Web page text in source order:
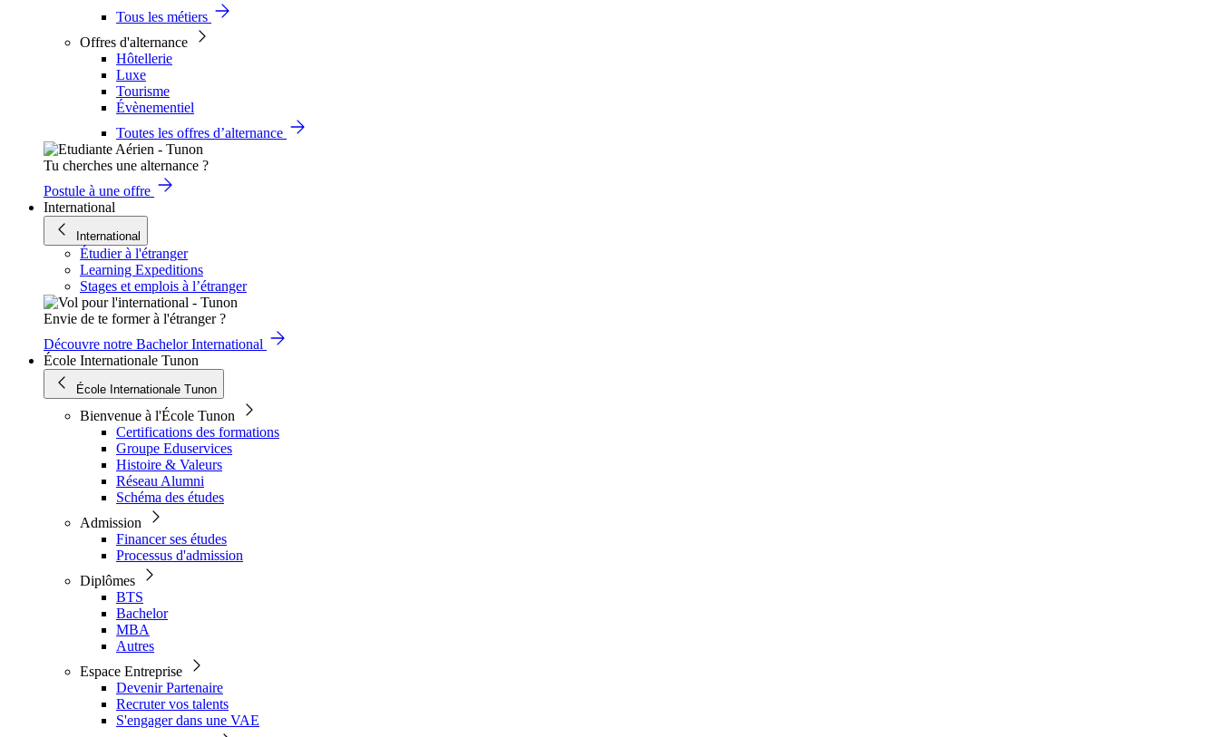
Tous les métiers
Offres d'alternance
Hôtellerie
Luxe
Tourisme
Évènementiel
Toutes les offres d’alternance
Tu cherches une alternance ?
Postule à une offre
International
International
Étudier à l'étranger
Learning Expeditions
Stages et emplois à l’étranger
Envie de te former à l'étranger ?
Découvre notre Bachelor International
École Internationale Tunon
École Internationale Tunon
Bienvenue à l'École Tunon
Certifications des formations
Groupe Eduservices
Histoire & Valeurs
Réseau Alumni
Schéma des études
Admission
Financer ses études
Processus d'admission
Diplômes
BTS
Bachelor
MBA
Autres
Espace Entreprise
Devenir Partenaire
Recruter vos talents
S'engager dans une VAE